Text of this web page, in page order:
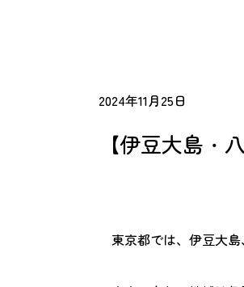
2024年11月25日
【伊豆大島
東京都では、伊豆大島